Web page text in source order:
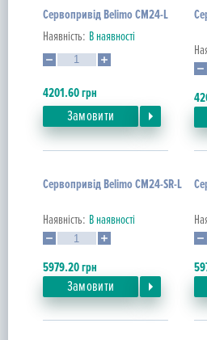
Сервопривід Belimo CM24-L
Наявність: В наявності
4201.60грн
Замовити
Сервопривід Belimo CM24-SR-L
Наявність: В наявності
5979.20грн
Замовити